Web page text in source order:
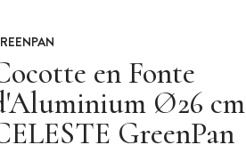
en Fonte
Ø26 cm
GreenPan